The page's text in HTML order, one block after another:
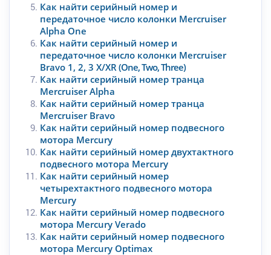
Как найти серийный номер и
передаточное число колонки Mercruiser
Alpha One
Как найти серийный номер и
передаточное число колонки Mercruiser
Bravo 1, 2, 3 X/XR (One, Two, Three)
Как найти серийный номер транца
Mercruiser Alpha
Как найти серийный номер транца
Mercruiser Bravo
Как найти серийный номер подвесного
мотора Mercury
Как найти серийный номер двухтактного
подвесного мотора Mercury
Как найти серийный номер
четырехтактного подвесного мотора
Mercury
Как найти серийный номер подвесного
мотора Mercury Verado
Как найти серийный номер подвесного
мотора Mercury Optimax